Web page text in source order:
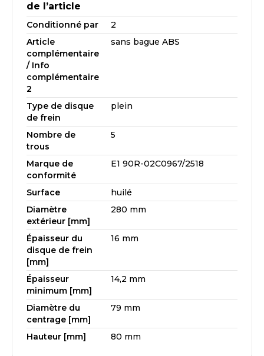
de l’article
Conditionné par
2
Article
complémentaire
/ Info
complémentaire
2
sans bague ABS
Type de disque
de frein
plein
Nombre de
trous
5
Marque de
conformité
E1 90R-02C0967/2518
Surface
huilé
Diamètre
extérieur [mm]
280 mm
Épaisseur du
disque de frein
[mm]
16 mm
Épaisseur
minimum [mm]
14,2 mm
Diamètre du
centrage [mm]
79 mm
Hauteur [mm] 80 mm